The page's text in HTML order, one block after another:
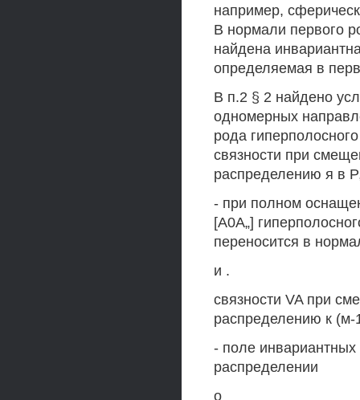
например,
В нормали первого
найдена
определяемая в
В п.2 § 2 найдено
одномерных
рода
связности при
распределению я в
- при полном
[А0А„]
переносится в
и .
связности VA при
распределению к (м-
- поле
распределении
о